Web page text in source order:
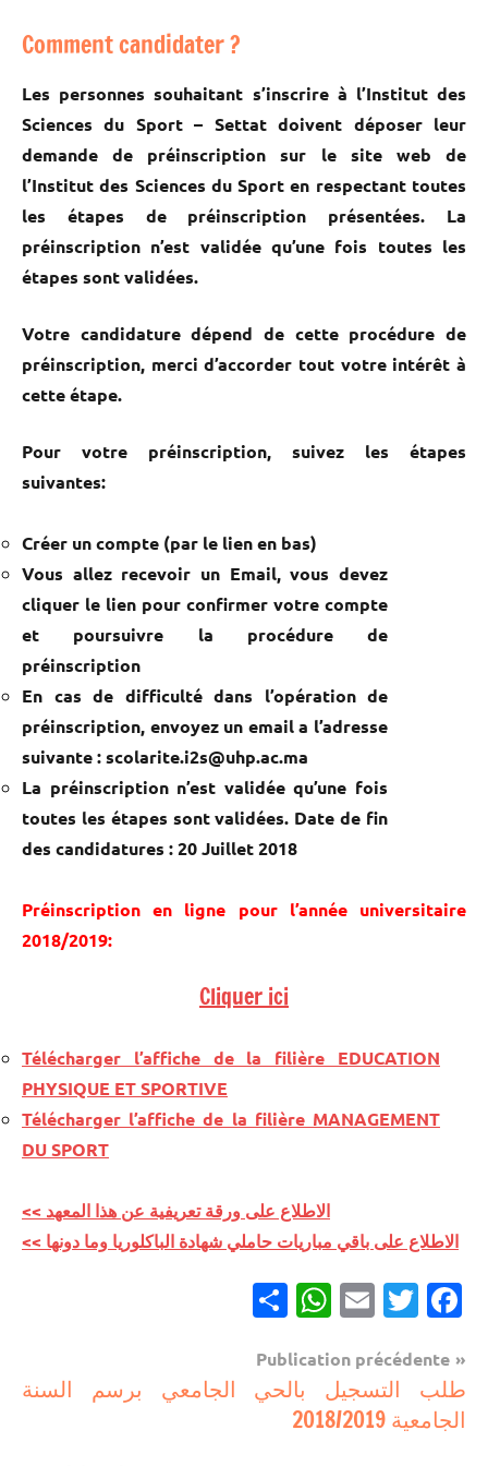
Comment candidater ?
Les personnes souhaitant s’inscrire à l’Institut des
Sciences du Sport – Settat doivent déposer leur
demande de préinscription sur le site web de
l’Institut des Sciences du Sport en respectant toutes
les étapes de préinscription présentées. La
préinscription n’est validée qu’une fois toutes les
étapes sont validées.
Votre candidature dépend de cette procédure de
préinscription, merci d’accorder tout votre intérêt à
cette étape.
Pour votre préinscription, suivez les étapes
suivantes:
Créer un compte (par le lien en bas)
Vous allez recevoir un Email, vous devez
cliquer le lien pour confirmer votre compte
et poursuivre la procédure de
préinscription
En cas de difficulté dans l’opération de
préinscription, envoyez un email a l’adresse
suivante : scolarite.i2s@uhp.ac.ma
La préinscription n’est validée qu’une fois
toutes les étapes sont validées. Date de fin
des candidatures : 20 Juillet 2018
Préinscription en ligne pour l’année universitaire
2018/2019:
Cliquer ici
Télécharger l’affiche de la filière EDUCATION
PHYSIQUE ET SPORTIVE
Télécharger l’affiche de la filière MANAGEMENT
DU SPORT
الاطلاع على ورقة تعريفية عن هذا المعھد >>
الاطلاع على باقي مباريات حاملي شهادة الباكلوريا وما دونها >>
Facebook
Twitter
Email
WhatsApp
مباريات
مباريات
Navigation
de
l’article
Publication précédente
طلب التسجيل بالحي الجامعي برسم السنة
الجامعية 2018/2019